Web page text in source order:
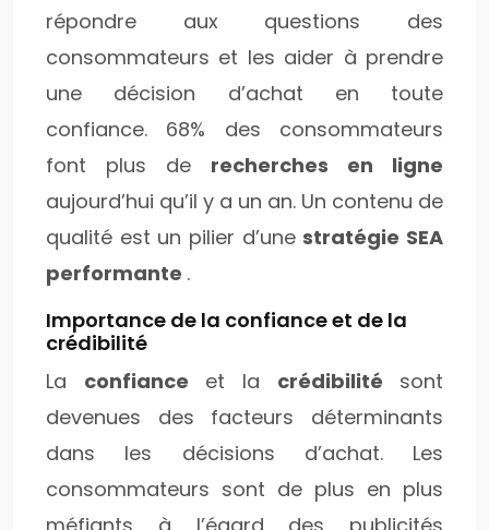
répondre aux questions des
consommateurs et les aider à prendre
une décision d’achat en toute
confiance. 68% des consommateurs
font plus de recherches en ligne
aujourd’hui qu’il y a un an. Un contenu de
qualité est un pilier d’unestratégie SEA
performante .
Importance de la confiance et de la
crédibilité
La confiance et la crédibilité sont
devenues des facteurs déterminants
dans les décisions d’achat. Les
consommateurs sont de plus en plus